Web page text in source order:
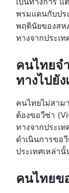
พรมแดนกับปร
พฤตินัยของส
ทางจากประเ
คนไทยจ
ทางไปยัง
คนไทยไม่สาม
ต้องขอวีซ่า
ทางจากประเ
ดำเนินการขอ
ประเทศเหล่านั้
คนไทยข